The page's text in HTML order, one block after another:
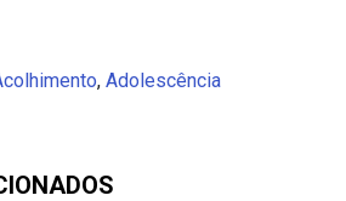
, Adolescência